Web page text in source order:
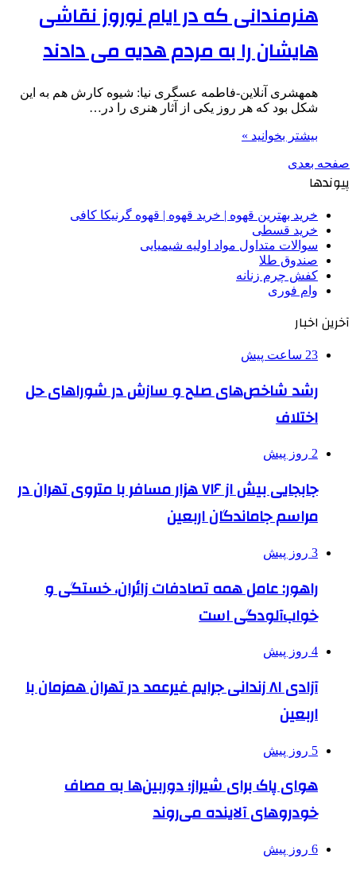
هنرمندانی که در ایام نوروز نقاشی
هایشان را به مردم هدیه می دادند
همهشری آنلاین-فاطمه عسگری نیا: شیوه کارش هم به این
شکل بود که هر روز یکی از آثار هنری را در…
بیشتر بخوانید »
صفحه بعدی
پیوندها
خرید بهترین قهوه | خرید قهوه | قهوه گرنیکا کافی
خرید قسطی
سوالات متداول مواد اولیه شیمیایی
صندوق طلا
کفش چرم زنانه
وام فوری
آخرین اخبار
23 ساعت پیش
رشد شاخص‌های صلح و سازش در شوراهای حل
اختلاف
2 روز پیش
جابجایی بیش از ۷۱۶ هزار مسافر با متروی تهران در
مراسم جاماندگان اربعین
3 روز پیش
راهور: عامل همه تصادفات زائران، خستگی و
خواب‌آلودگی است
4 روز پیش
آزادی ۸۱ زندانی جرایم غیرعمد در تهران همزمان با
اربعین
5 روز پیش
هوای پاک برای شیراز؛ دوربین‌ها به مصاف
خودروهای آلاینده می‌روند
6 روز پیش